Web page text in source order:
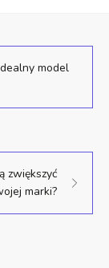
model
zwiększyć
marki?